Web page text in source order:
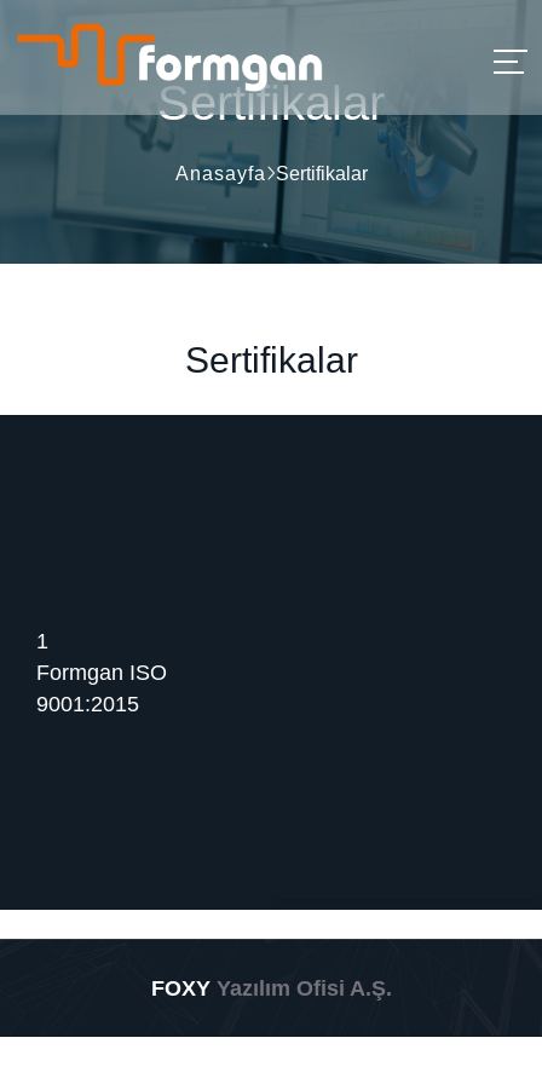
Sertifikalar
Anasayfa Sertifikalar
Sertifikalar
1
Formgan ISO
9001:2015
FOXYYazılım Ofisi A.Ş.